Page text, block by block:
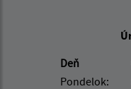
Deň
Pondelok: